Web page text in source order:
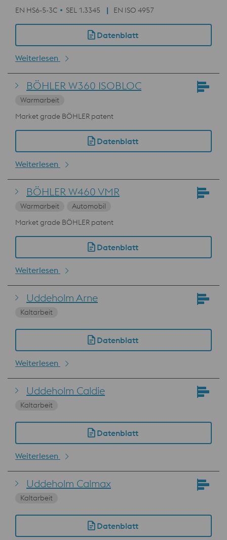
EN HS6-5-3C
SEL 1.3345 EN ISO 4957
Datenblatt
Weiterlesen
BÖHLER W360 ISOBLOC
Warmarbeit
Market grade BÖHLER patent
Datenblatt
Weiterlesen
BÖHLER W460 VMR
Warmarbeit
Automobil
Market grade BÖHLER patent
Datenblatt
Weiterlesen
Uddeholm Arne
Kaltarbeit
Datenblatt
Weiterlesen
Uddeholm Caldie
Kaltarbeit
Datenblatt
Weiterlesen
Uddeholm Calmax
Kaltarbeit
Datenblatt